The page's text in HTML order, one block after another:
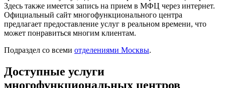
Здесь также имеется запись на прием в МФЦ через интернет.
Официальный сайт многофункционального центра
предлагает предоставление услуг в реальном времени, что
может понравиться многим клиентам.
Подраздел со всеми отделениями Москвы.
Доступные услуги
многофункциональных центров